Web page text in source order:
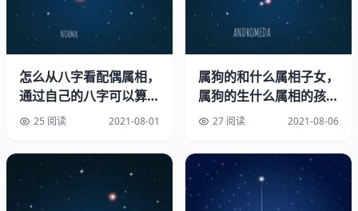
依据八字理论
17年丁酉鸡宝宝在农历的一、三、四、五、六、七、九、
十、十一、十二月份出生为好。
家里有猪马牛的属相好不好：家里有猪虎羊这三种生肖在一
起好吗
亥猪与寅虎，是以最宜找个属虎的对象，此乃上上等婚配。
属猪人的性格是沉稳，心地善良，性情温顺，永远不会做置
怎么从八字看配偶属相，
通过自己的八字可以算配
偶属相吗？
25 阅读 2021-08-01
属狗的和什么属相子女，
属狗的生什么属相的孩子
好 27 阅读 2021-08-06